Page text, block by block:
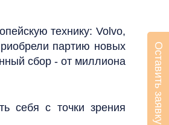
технику: Volvo,
партию новых
сбор - от миллиона
себя с точки зрения
Оставить заявку